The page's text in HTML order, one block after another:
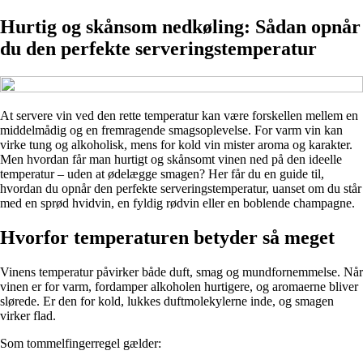
Hurtig og skånsom nedkøling: Sådan opnår
du den perfekte serveringstemperatur
At servere vin ved den rette temperatur kan være forskellen mellem en
middelmådig og en fremragende smagsoplevelse. For varm vin kan
virke tung og alkoholisk, mens for kold vin mister aroma og karakter.
Men hvordan får man hurtigt og skånsomt vinen ned på den ideelle
temperatur – uden at ødelægge smagen? Her får du en guide til,
hvordan du opnår den perfekte serveringstemperatur, uanset om du står
med en sprød hvidvin, en fyldig rødvin eller en boblende champagne.
Hvorfor temperaturen betyder så meget
Vinens temperatur påvirker både duft, smag og mundfornemmelse. Når
vinen er for varm, fordamper alkoholen hurtigere, og aromaerne bliver
slørede. Er den for kold, lukkes duftmolekylerne inde, og smagen
virker flad.
Som tommelfingerregel gælder: